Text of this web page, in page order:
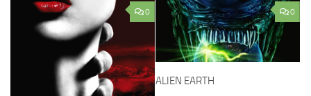
0 0
ALIEN EARTH